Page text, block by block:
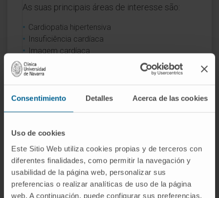
Consentimiento Detalles Acerca de las cookies
Uso de cookies
Este Sitio Web utiliza cookies propias y de terceros con
diferentes finalidades, como permitir la navegación y
usabilidad de la página web, personalizar sus
preferencias o realizar analíticas de uso de la página
web. A continuación, puede configurar sus preferencias,
As suas principais áreas de interesse são:
Cardiopatia hipertensiva
Insuficiência cardíaca
Imagem cardíaca
Atividade
No ensino
Professora associada da Faculdade de
Medicina da Universidade de Navarra.
Tutora de residentes.